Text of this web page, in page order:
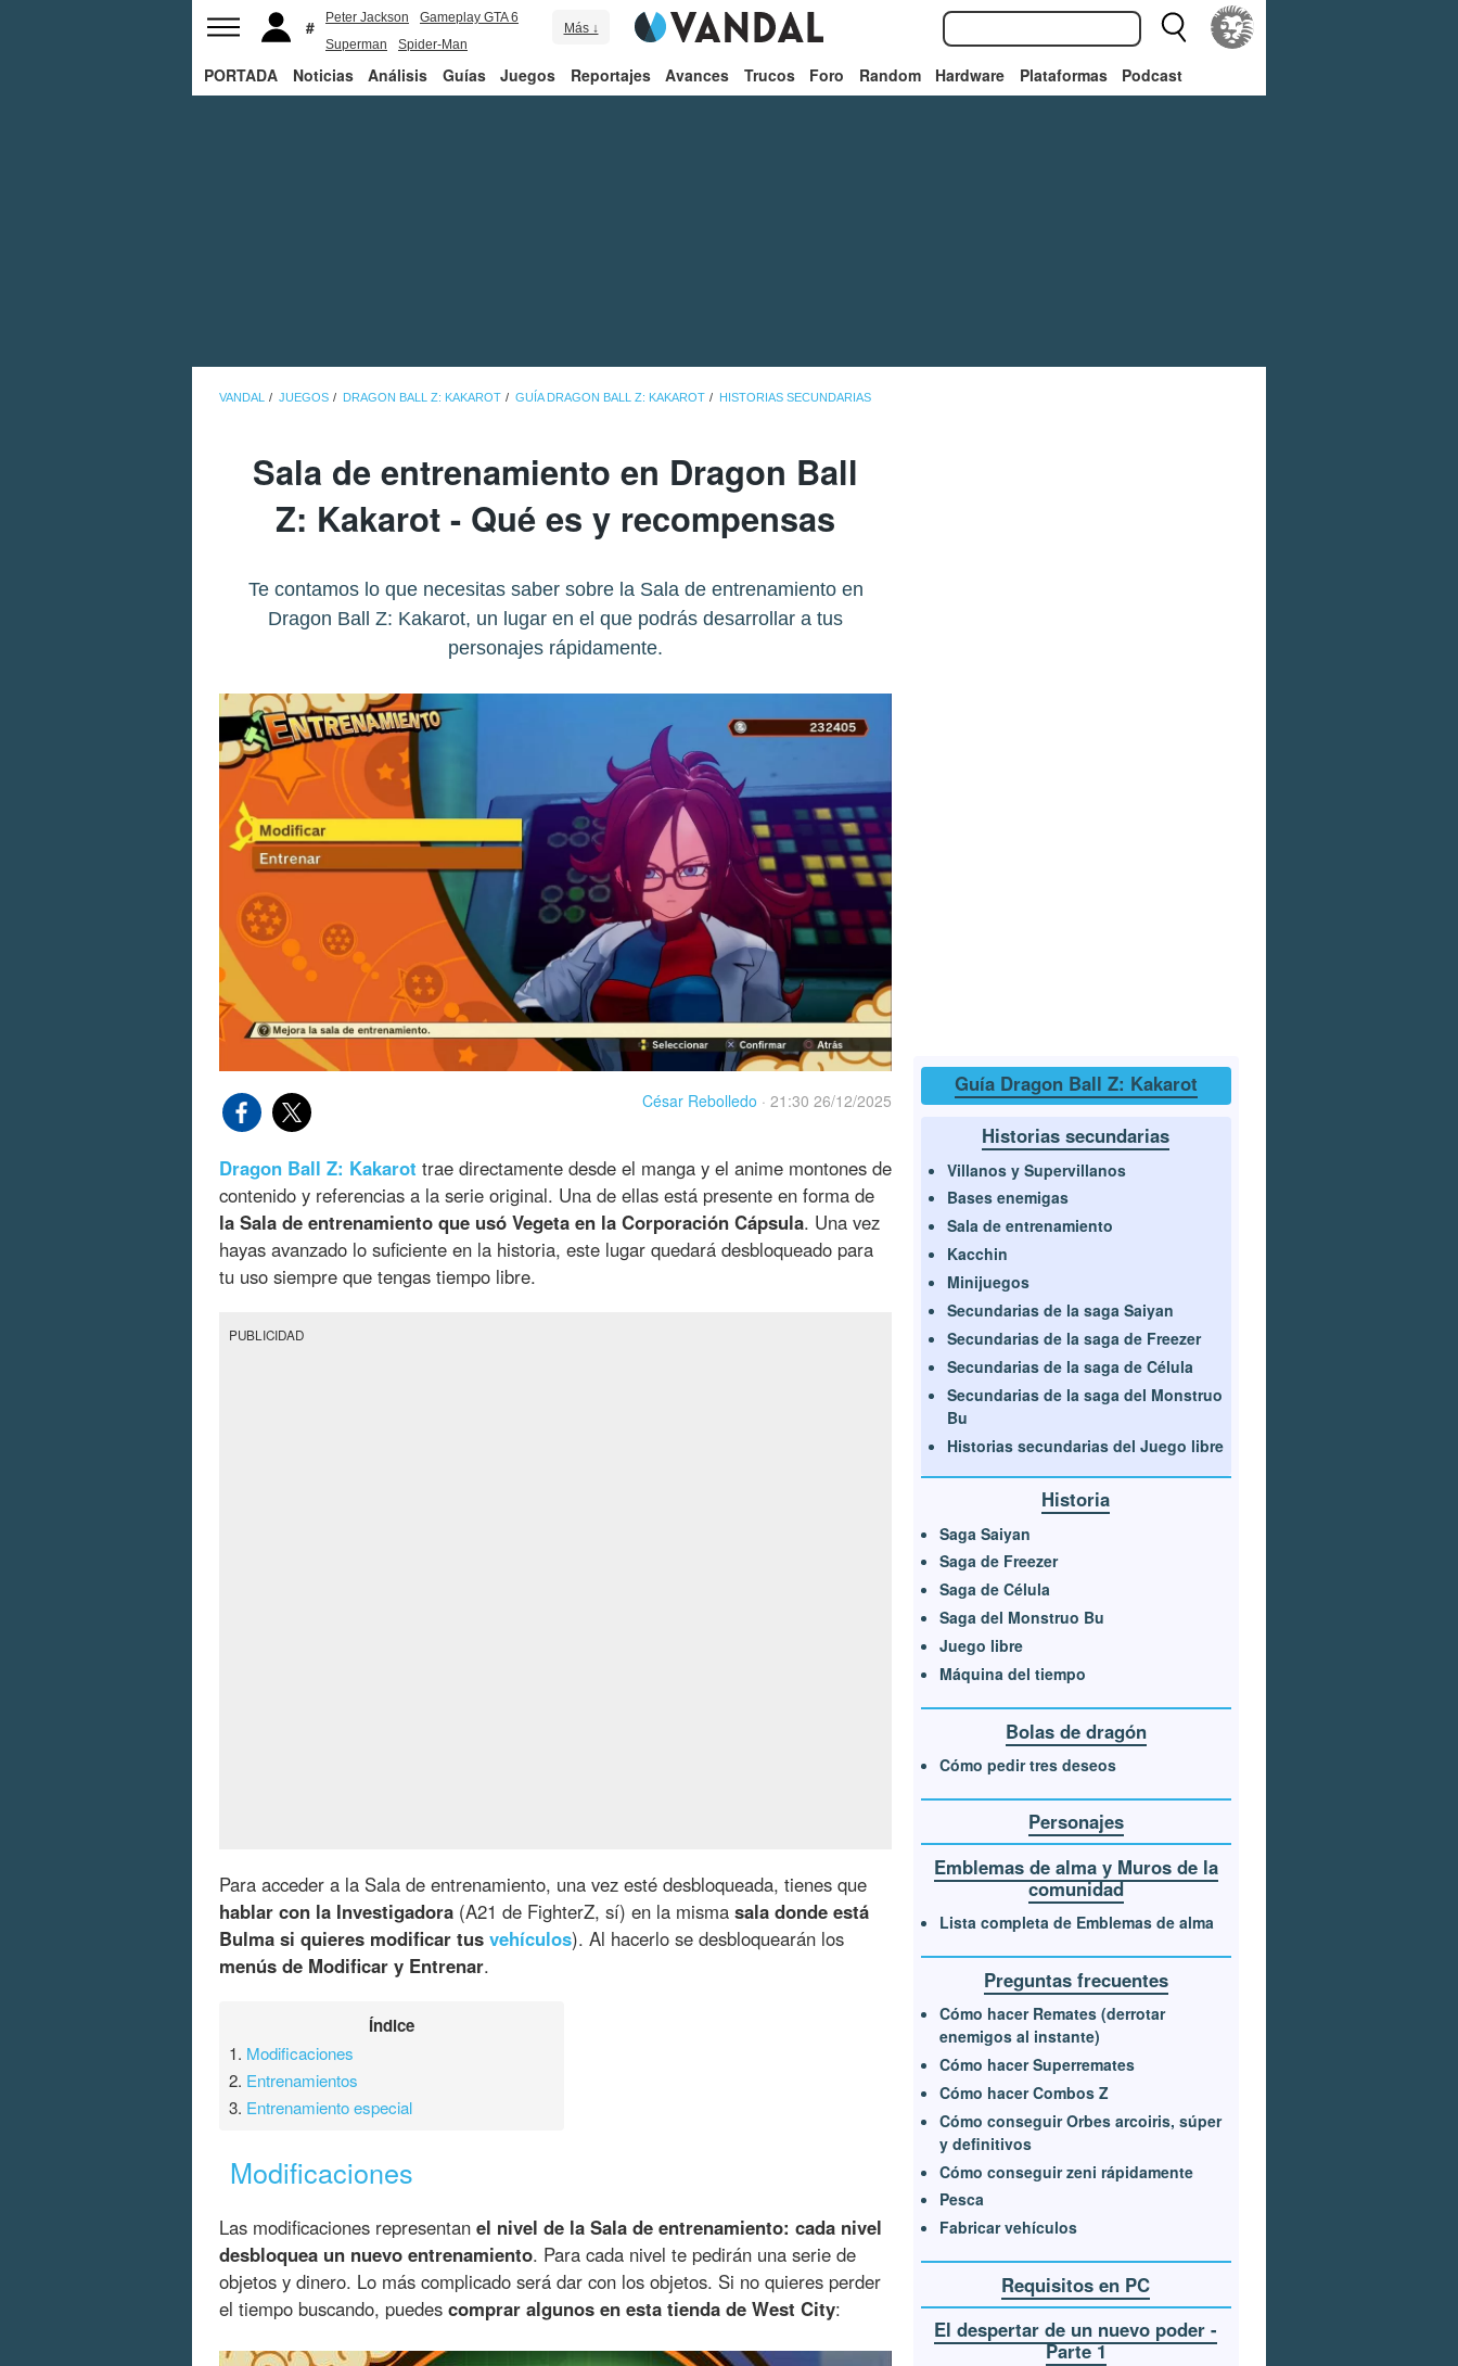
Peter Jackson
Gameplay GTA 6
Superman
Spider-Man
Más ↓
PORTADA Noticias Análisis Guías Juegos Reportajes Avances Trucos Foro Random Hardware Plataformas Podcast
VANDAL JUEGOS DRAGON BALL Z: KAKAROT GUÍA DRAGON BALL Z: KAKAROT HISTORIAS SECUNDARIAS
Sala de entrenamiento en Dragon Ball
Z: Kakarot - Qué es y recompensas
Te contamos lo que necesitas saber sobre la Sala de entrenamiento en
Dragon Ball Z: Kakarot, un lugar en el que podrás desarrollar a tus
personajes rápidamente.
César Rebolledo · 21:30 26/12/2025
Dragon Ball Z: Kakarot trae directamente desde el manga y el anime montones de
contenido y referencias a la serie original. Una de ellas está presente en forma de
la Sala de entrenamiento que usó Vegeta en la Corporación Cápsula. Una vez
hayas avanzado lo suficiente en la historia, este lugar quedará desbloqueado para
tu uso siempre que tengas tiempo libre.
PUBLICIDAD
Para acceder a la Sala de entrenamiento, una vez esté desbloqueada, tienes que
hablar con la Investigadora (A21 de FighterZ, sí) en la misma sala donde está
Bulma si quieres modificar tus vehículos). Al hacerlo se desbloquearán los
menús de Modificar y Entrenar.
Índice
1. Modificaciones
2. Entrenamientos
3. Entrenamiento especial
Modificaciones
Las modificaciones representan el nivel de la Sala de entrenamiento: cada nivel
desbloquea un nuevo entrenamiento. Para cada nivel te pedirán una serie de
objetos y dinero. Lo más complicado será dar con los objetos. Si no quieres perder
el tiempo buscando, puedes comprar algunos en esta tienda de West City:
Guía Dragon Ball Z: Kakarot
Historias secundarias
Villanos y Supervillanos
Bases enemigas
Sala de entrenamiento
Kacchin
Minijuegos
Secundarias de la saga Saiyan
Secundarias de la saga de Freezer
Secundarias de la saga de Célula
Secundarias de la saga del Monstruo
Bu
Historias secundarias del Juego libre
Historia
Saga Saiyan
Saga de Freezer
Saga de Célula
Saga del Monstruo Bu
Juego libre
Máquina del tiempo
Bolas de dragón
Cómo pedir tres deseos
Personajes
Emblemas de alma y Muros de la
comunidad
Lista completa de Emblemas de alma
Preguntas frecuentes
Cómo hacer Remates (derrotar
enemigos al instante)
Cómo hacer Superremates
Cómo hacer Combos Z
Cómo conseguir Orbes arcoiris, súper
y definitivos
Cómo conseguir zeni rápidamente
Pesca
Fabricar vehículos
Requisitos en PC
El despertar de un nuevo poder -
Parte 1